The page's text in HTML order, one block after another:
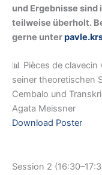
und Ergebnisse
teilweise überholt.
gerne unter
📊 Pièces de
seiner theoretischen
Cembalo und
Agata Meissner
Download Poster
Session 2